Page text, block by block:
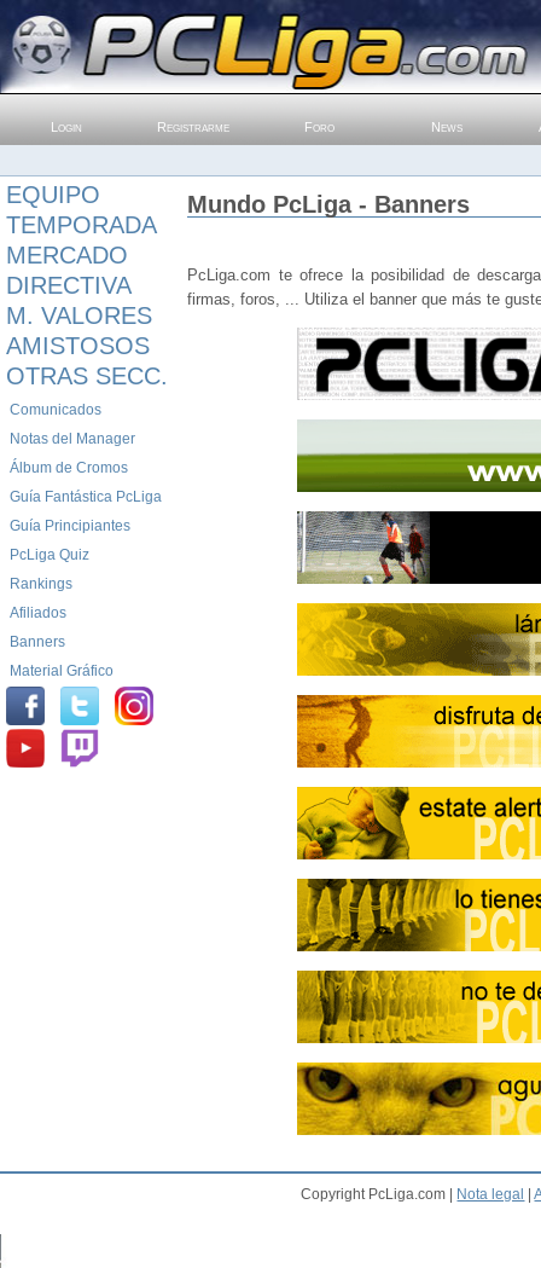
Login Registrarme Foro News
EQUIPO
TEMPORADA
MERCADO
DIRECTIVA
M. VALORES
AMISTOSOS
OTRAS SECC.
Comunicados
Notas del Manager
Álbum de Cromos
Guía Fantástica PcLiga
Guía Principiantes
PcLiga Quiz
Rankings
Afiliados
Banners
Material Gráfico
Mundo PcLiga - Banners
PcLiga.com te ofrece la posibilidad de
firmas, foros, ... Utiliza el banner que más te
Copyright PcLiga.com | Nota legal |